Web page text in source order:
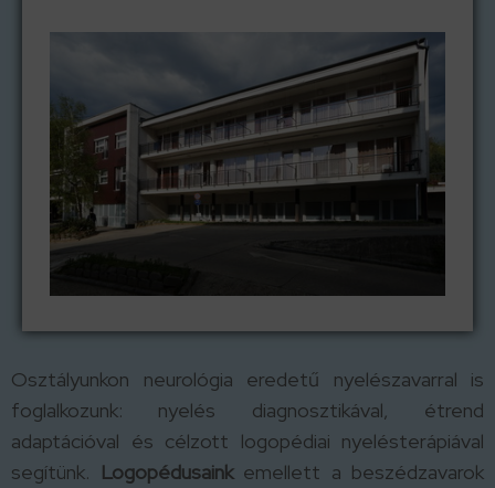
Osztályunkon neurológia eredetű nyelészavarral is
foglalkozunk: nyelés diagnosztikával, étrend
adaptációval és célzott logopédiai nyelésterápiával
segítünk. Logopédusainkemellett a beszédzavarok